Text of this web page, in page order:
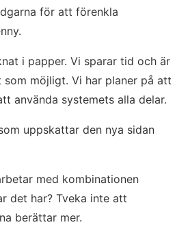
för att förenkla
i papper. Vi sparar tid och är
möjligt. Vi har planer på att
använda systemets alla delar.
uppskattar den nya sidan
med kombinationen
det har? Tveka inte att
berättar mer.